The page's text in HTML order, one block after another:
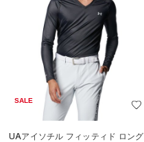
SALE
UAアイソチル フィッティド ロング